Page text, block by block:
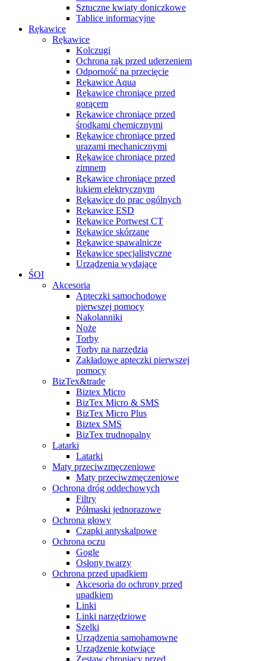
Sztuczne kwiaty doniczkowe
Tablice informacyjne
Rękawice
Rękawice
Kolczugi
Ochrona rąk przed uderzeniem
Odporność na przecięcie
Rękawice Aqua
Rękawice chroniące przed
gorącem
Rękawice chroniące przed
środkami chemicznymi
Rękawice chroniące przed
urazami mechanicznymi
Rękawice chroniące przed
zimnem
Rękawice chroniące przed
łukiem elektrycznym
Rękawice do prac ogólnych
Rękawice ESD
Rękawice Portwest CT
Rękawice skórzane
Rękawice spawalnicze
Rękawice specjalistyczne
Urządzenia wydające
ŚOI
Akcesoria
Apteczki samochodowe
pierwszej pomocy
Nakolanniki
Noże
Torby
Torby na narzędzia
Zakładowe apteczki pierwszej
pomocy
BizTex&trade
Biztex Micro
BizTex Micro & SMS
BizTex Micro Plus
Biztex SMS
BizTex trudnopalny
Latarki
Latarki
Maty przeciwzmęczeniowe
Maty przeciwzmęczeniowe
Ochrona dróg oddechowych
Filtry
Półmaski jednorazowe
Ochrona głowy
Czapki antyskalpowe
Ochrona oczu
Gogle
Osłony twarzy
Ochrona przed upadkiem
Akcesoria do ochrony przed
upadkiem
Linki
Linki narzędziowe
Szelki
Urządzenia samohamowne
Urządzenie kotwiące
Zestaw chroniący przed